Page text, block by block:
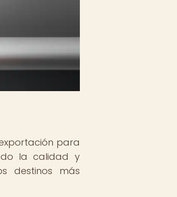
para
la calidad y
destinos más